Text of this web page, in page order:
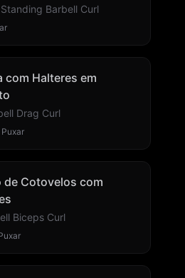
Barbell Curl
com Halteres em
Drag Curl
de Cotovelos com
Biceps Curl